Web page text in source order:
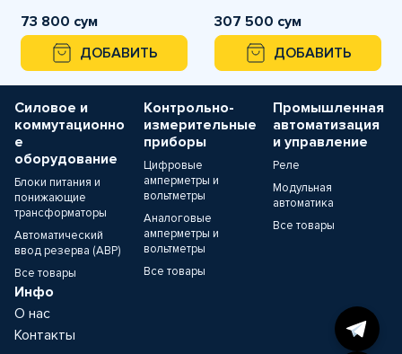
NXB1)
73 800 сум
ДОБАВИТЬ
307 500 сум
ДОБАВИТЬ
Силовое и
коммутационно
е
оборудование
Блоки питания и
понижающие
трансформаторы
Автоматический
ввод резерва (АВР)
Все товары
Контрольно-
измерительные
приборы
Цифровые
амперметры и
вольтметры
Аналоговые
амперметры и
вольтметры
Все товары
Промышленная
автоматизация
и управление
Реле
Модульная
автоматика
Все товары
Инфо
О нас
Контакты